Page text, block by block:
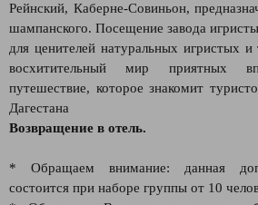
Рейнский, Каберне-Совиньон,
шампанского. Посещение завода
для ценителей натуральных игристых
восхитительный мир приятных
путешествие, которое знакомит
Дагестана
Возвращение в отель.
* Обращаем внимание: данная
состоится при наборе группы от 10